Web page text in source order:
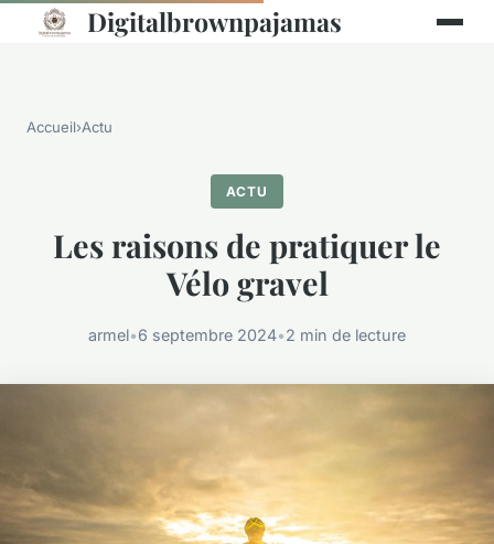
Digitalbrownpajamas
Accueil›Actu
ACTU
Les raisons de pratiquer le
Vélo gravel
armel•6 septembre 2024•2 min de lecture